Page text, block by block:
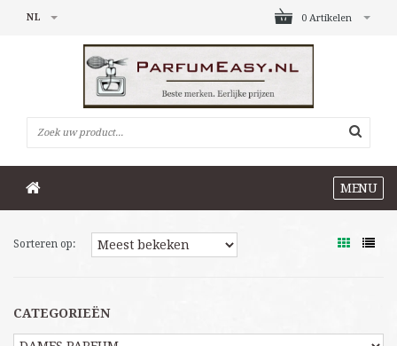
0 Artikelen
NL
MENU
Sorteren op:
CATEGORIEËN